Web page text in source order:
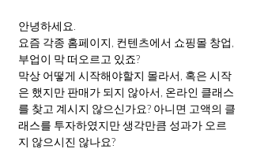
안녕하세요.
요즘 각종 홈페이지, 컨텐츠에서 쇼핑몰 창업,
부업이 막 떠오르고 있죠?
막상 어떻게 시작해야할지 몰라서, 혹은 시작
은 했지만 판매가 되지 않아서, 온라인 클래스
를 찾고 계시지 않으신가요? 아니면 고액의 클
래스를 투자하였지만 생각만큼 성과가 오르
지 않으시진 않나요?